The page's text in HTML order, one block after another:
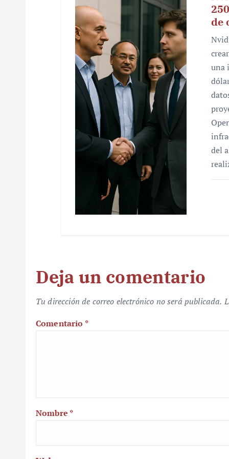
de
una
del
Deja un comentario
Tu dirección de correo electrónico no será publicada.
Comentario *
Nombre *